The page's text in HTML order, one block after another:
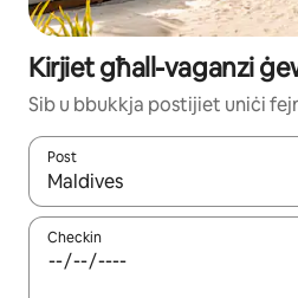
Kirjiet għall-vaganzi
Sib u bbukkja postijiet uniċi
Post
Meta r-riżultati jkunu
Checkin